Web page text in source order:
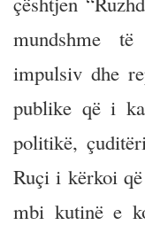
mundshme
impulsiv dhe
publike që i
politikë,
Ruçi i kërkoi
mbi kutinë e